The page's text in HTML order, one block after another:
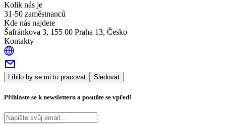
Kolik nás je
31-50 zaměstnanců
Kde nás najdete
Šafránkova 3, 155 00 Praha 13, Česko
Kontakty
Líbilo by se mi tu pracovat Sledovat
Přihlaste se k newsletteru a posuňte se vpřed!